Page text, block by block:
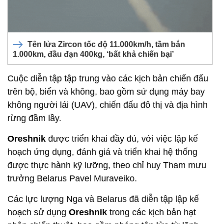
Tên lửa Zircon tốc độ 11.000km/h, tầm bắn
1.000km, đầu đạn 400kg, ‘bất khả chiến bại’
Cuộc diễn tập tập trung vào các kịch bản chiến đấu
trên bộ, biển và không, bao gồm sử dụng máy bay
không người lái (UAV), chiến đấu đô thị và địa hình
rừng đầm lầy.
Oreshnik được triển khai đầy đủ, với việc lập kế
hoạch ứng dụng, đánh giá và triển khai hệ thống
được thực hành kỹ lưỡng, theo chỉ huy Tham mưu
trưởng Belarus Pavel Muraveiko.
Các lực lượng Nga và Belarus đã diễn tập lập kế
hoạch sử dụng Oreshnik trong các kịch bản hạt